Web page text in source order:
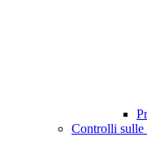
Controlli sulle